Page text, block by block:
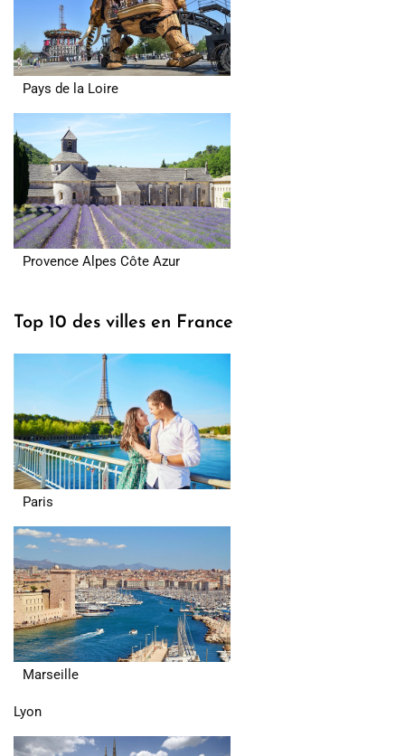
Pays de la Loire
Provence Alpes Côte Azur
Top 10 des villes en France
Paris
Marseille
Lyon